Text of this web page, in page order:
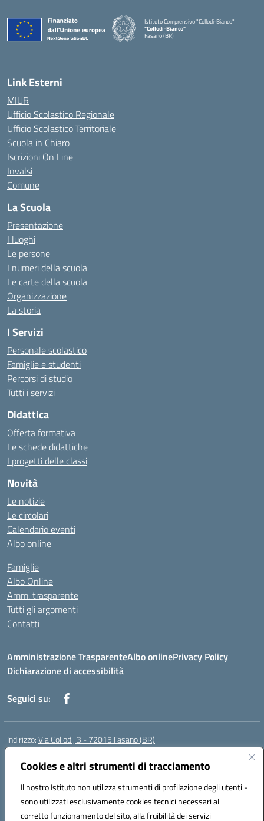
Cookies e altri strumenti di tracciamento
Il nostro Istituto non utilizza strumenti di profilazione degli utenti -
sono utilizzati esclusivamente cookies tecnici necessari al
corretto funzionamento del sito, alla fruibilità dei servizi
Istituto Comprensivo "Collodi-Bianco"
"Collodi-Bianco"
Fasano (BR)
Link Esterni
MIUR
Ufficio Scolastico Regionale
Ufficio Scolastico Territoriale
Scuola in Chiaro
Iscrizioni On Line
Invalsi
Comune
La Scuola
Presentazione
I luoghi
Le persone
I numeri della scuola
Le carte della scuola
Organizzazione
La storia
I Servizi
Personale scolastico
Famiglie e studenti
Percorsi di studio
Tutti i servizi
Didattica
Offerta formativa
Le schede didattiche
I progetti delle classi
Novità
Le notizie
Le circolari
Calendario eventi
Albo online
Famiglie
Albo Online
Amm. trasparente
Tutti gli argomenti
Contatti
Amministrazione TrasparenteAlbo onlinePrivacy Policy
Dichiarazione di accessibilità
Seguici su:
Indirizzo:Via Collodi, 3 - 72015 Fasano (BR)
Centralino:
Posta elettronica certificata (PEC):bric839004@pec.istruzione.it
Codice fiscale: 90059320748
Codice meccanografico:BRIC839004
Codice Indice delle Pubbliche Amministrazioni (IPA): istsc_bree02200r